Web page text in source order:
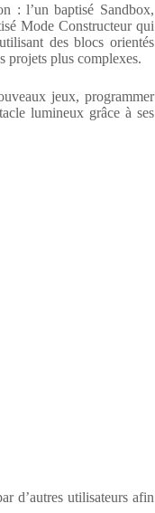
: l’un baptisé Sandbox,
Mode Constructeur qui
des blocs orientés
projets plus complexes.
jeux, programmer
lumineux grâce à ses
d’autres utilisateurs afin